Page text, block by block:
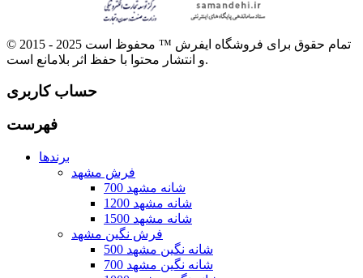
© 2015 - 2025 تمام حقوق برای فروشگاه ایفرش ™ محفوظ است
و انتشار محتوا با حفظ اثر بلامانع است.
حساب کاربری
فهرست
برندها
فرش مشهد
700 شانه مشهد
1200 شانه مشهد
1500 شانه مشهد
فرش نگین مشهد
500 شانه نگین مشهد
700 شانه نگین مشهد